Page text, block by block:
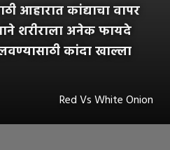
आहारात कांद्याचा वापर
शरीराला अनेक फायदे
कांदा खाल्ला
Red Vs White Onion